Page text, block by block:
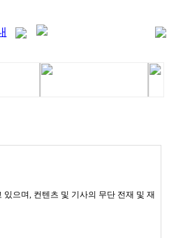
으며, 컨텐츠 및 기사의 무단 전재 및 재